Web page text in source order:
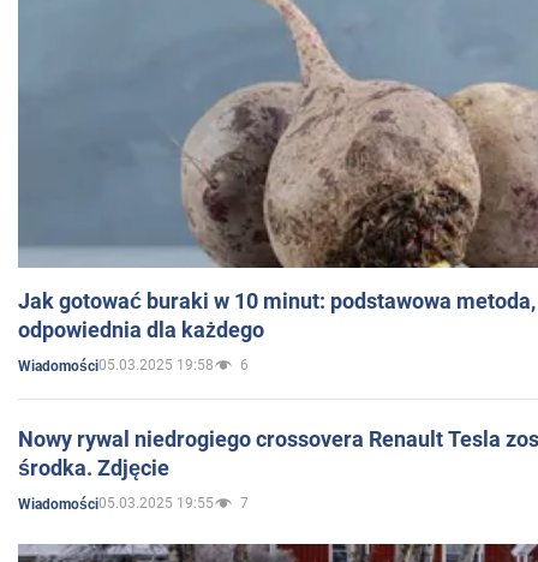
Jak gotować buraki w 10 minut: podstawowa
odpowiednia dla każdego
Wiadomości05.03.2025 19:58 6
Nowy rywal niedrogiego crossovera Renault Tesla
środka. Zdjęcie
Wiadomości05.03.2025 19:55 7